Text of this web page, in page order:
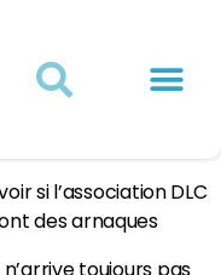
l’association DLC
des arnaques